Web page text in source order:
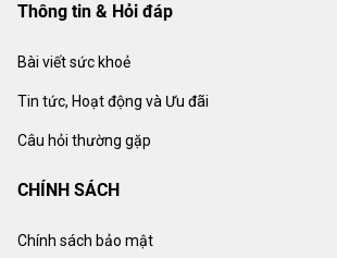
Thông tin & Hỏi đáp
Bài viết sức khoẻ
Tin tức, Hoạt động và Ưu đãi
Câu hỏi thường gặp
CHÍNH SÁCH
Chính sách bảo mật